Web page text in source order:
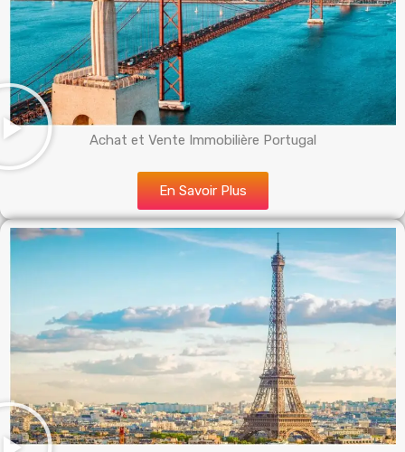
Achat et Vente Immobilière Portugal
En Savoir Plus